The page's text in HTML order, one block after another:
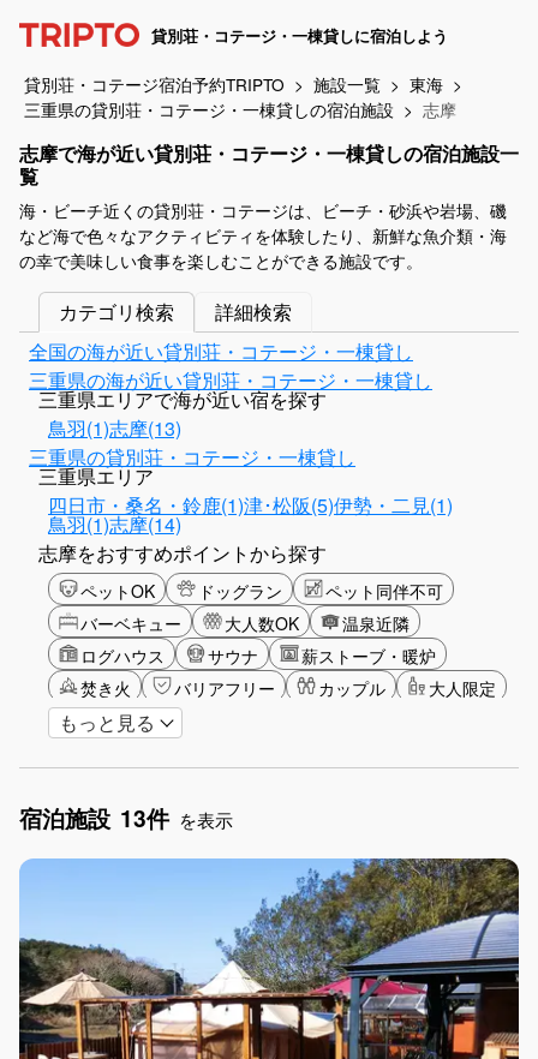
貸別荘・コテージ・一棟貸しに宿泊しよう
貸別荘・コテージ宿泊予約TRIPTO 施設一覧
東海
三重県の貸別荘・コテージ・一棟貸しの宿泊施設
志摩
志摩で海が近い貸別荘・コテージ・一棟貸しの宿泊施設一
覧
海・ビーチ近くの貸別荘・コテージは、ビーチ・砂浜や岩場、磯
など海で色々なアクティビティを体験したり、新鮮な魚介類・海
の幸で美味しい食事を楽しむことができる施設です。
カテゴリ検索
詳細検索
全国の海が近い貸別荘・コテージ・一棟貸し
三重県の海が近い貸別荘・コテージ・一棟貸し
三重県エリアで海が近い宿を探す
鳥羽(1)志摩(13)
三重県の貸別荘・コテージ・一棟貸し
三重県エリア
四日市・桑名・鈴鹿(1)津･松阪(5)伊勢・二見(1)
鳥羽(1)志摩(14)
志摩をおすすめポイントから探す
ペットOK ドッグラン
ペット同伴不可
バーベキュー
大人数OK
温泉近隣
ログハウス
サウナ
薪ストーブ・暖炉
焚き火
バリアフリー カップル
大人限定
山・高原
グリーンツーリズム
もっと見る
宿泊施設 13件 を表示